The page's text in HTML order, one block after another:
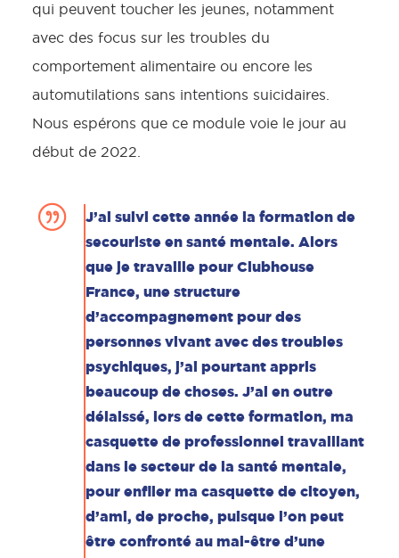
qui peuvent toucher les jeunes, notamment
avec des focus sur les troubles du
comportement alimentaire ou encore les
automutilations sans intentions suicidaires.
Nous espérons que ce module voie le jour au
début de 2022.
J’ai suivi cette année la formation de
secouriste en santé mentale. Alors
que je travaille pour Clubhouse
France, une structure
d’accompagnement pour des
personnes vivant avec des troubles
psychiques, j’ai pourtant appris
beaucoup de choses. J’ai en outre
délaissé, lors de cette formation, ma
casquette de professionnel travaillant
dans le secteur de la santé mentale,
pour enfiler ma casquette de citoyen,
d’ami, de proche, puisque l’on peut
être confronté au mal-être d’une